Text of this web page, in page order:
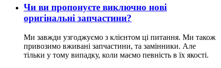
Чи ви пропонуєте виключно нові
оригінальні запчастини?
Ми завжди узгоджуємо з клієнтом ці питання. Ми також
привозимо вживані запчастини, та замінники. Але
тільки у тому випадку, коли маємо певність в їх якості.